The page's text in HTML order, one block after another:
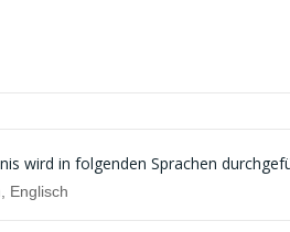
wird in folgenden Sprachen
Englisch